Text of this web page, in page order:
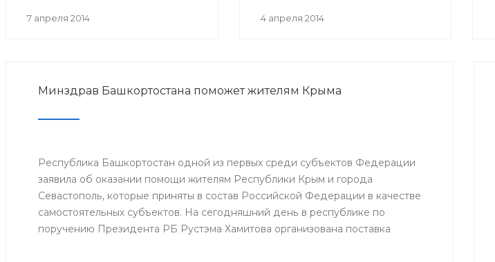
7 апреля 2014 4 апреля 2014
Минздрав Башкортостана поможет жителям Крыма
Республика Башкортостан одной из первых среди субъектов Федерации
заявила об оказании помощи жителям Республики Крым и города
Севастополь, которые приняты в состав Российской Федерации в качестве
самостоятельных субъектов. На сегодняшний день в республике по
поручению Президента РБ Рустэма Хамитова организована поставка